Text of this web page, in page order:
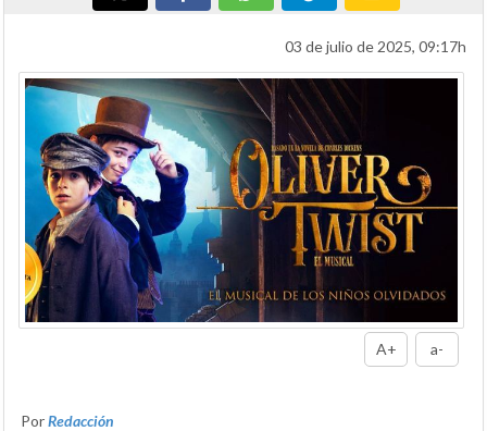
03 de julio de 2025, 09:17h
A+ a-
PorRedacción